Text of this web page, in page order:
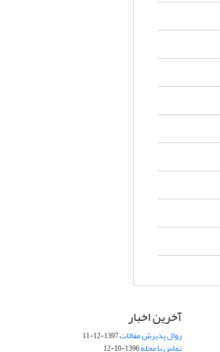
آخرین اخبار
روال پذیرش مقالات1397-12-11
تماس با مجله1396-10-12